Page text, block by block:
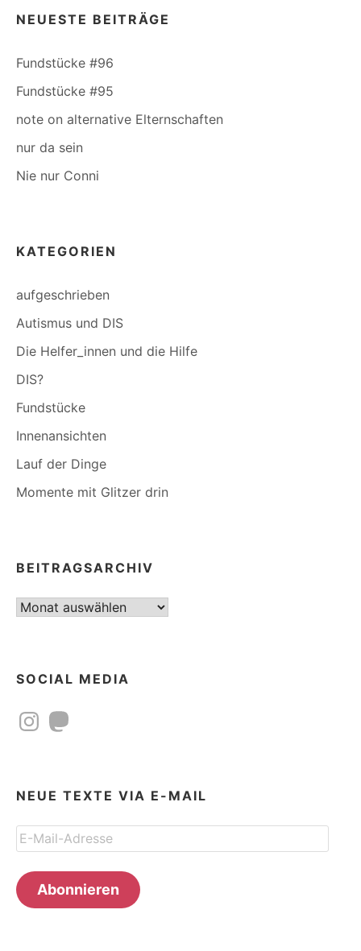
NEUESTE BEITRÄGE
Fundstücke #96
Fundstücke #95
note on alternative Elternschaften
nur da sein
Nie nur Conni
KATEGORIEN
aufgeschrieben
Autismus und DIS
Die Helfer_innen und die Hilfe
DIS?
Fundstücke
Innenansichten
Lauf der Dinge
Momente mit Glitzer drin
BEITRAGSARCHIV
Beitragsarchiv
SOCIAL MEDIA
InstagramMastodon
NEUE TEXTE VIA E-MAIL
E-
Mail-
Adresse
Abonnieren